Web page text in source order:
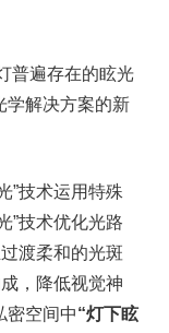
普遍存在的眩光
学解决方案的新
”技术运用特殊
”技术优化光路
渡柔和的光斑
，降低视觉神
密空间中“灯下眩